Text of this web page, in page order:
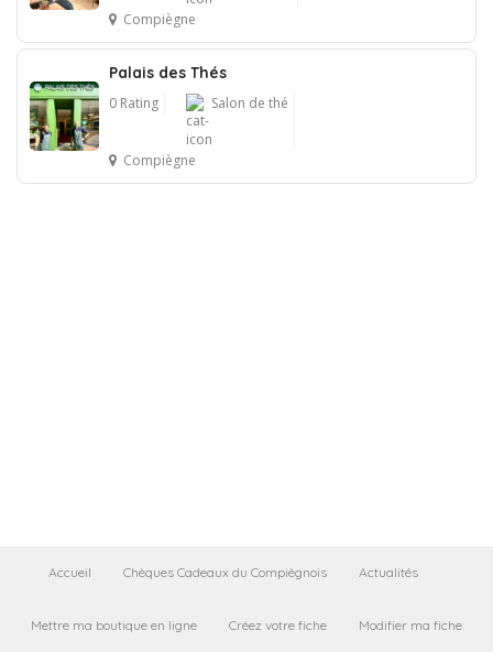
Compiègne
Palais des Thés
0 Rating Salon de thé
Compiègne
Accueil Chèques Cadeaux du Compiègnois Actualités
Mettre ma boutique en ligne Créez votre fiche Modifier ma fiche